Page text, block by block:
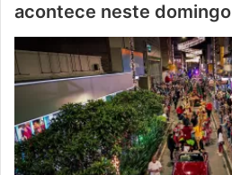
acontece neste domingo